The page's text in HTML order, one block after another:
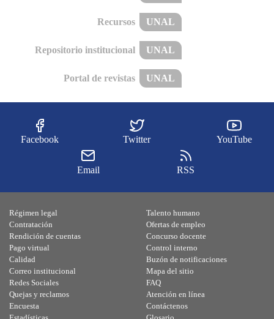
Recursos UNAL
Repositorio institucional UNAL
Portal de revistas UNAL
Facebook Twitter YouTube
Email RSS
Régimen legal
Contratación
Rendición de cuentas
Pago virtual
Calidad
Talento humano
Ofertas de empleo
Concurso docente
Control interno
Buzón de notificaciones
Correo institucional
Redes Sociales
Quejas y reclamos
Encuesta
Mapa del sitio
FAQ
Atención en línea
Contáctenos